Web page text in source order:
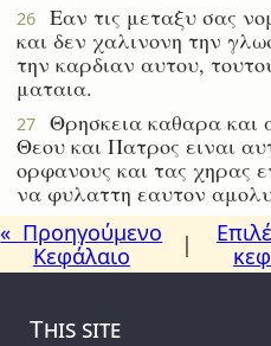
26
Εαν τις μεταξυ σας
και δεν χαλινονη την
την καρδιαν αυτου,
ματαια.
27
Θρησκεια καθαρα και
Θεου και Πατρος ειναι
ορφανους και τας χηρας
να φυλαττη εαυτον
« Προηγούμενο
Κεφάλαιο
|
This site